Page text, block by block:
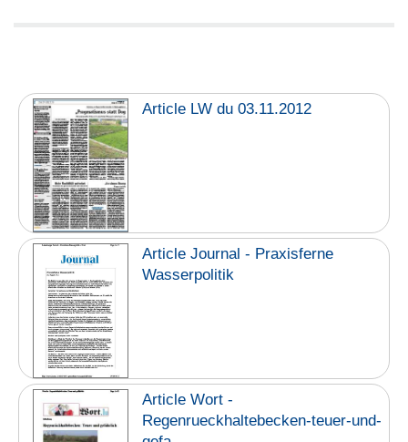
Article LW du 03.11.2012
Article Journal - Praxisferne
Wasserpolitik
Article Wort -
Regenrueckhaltebecken-teuer-und-